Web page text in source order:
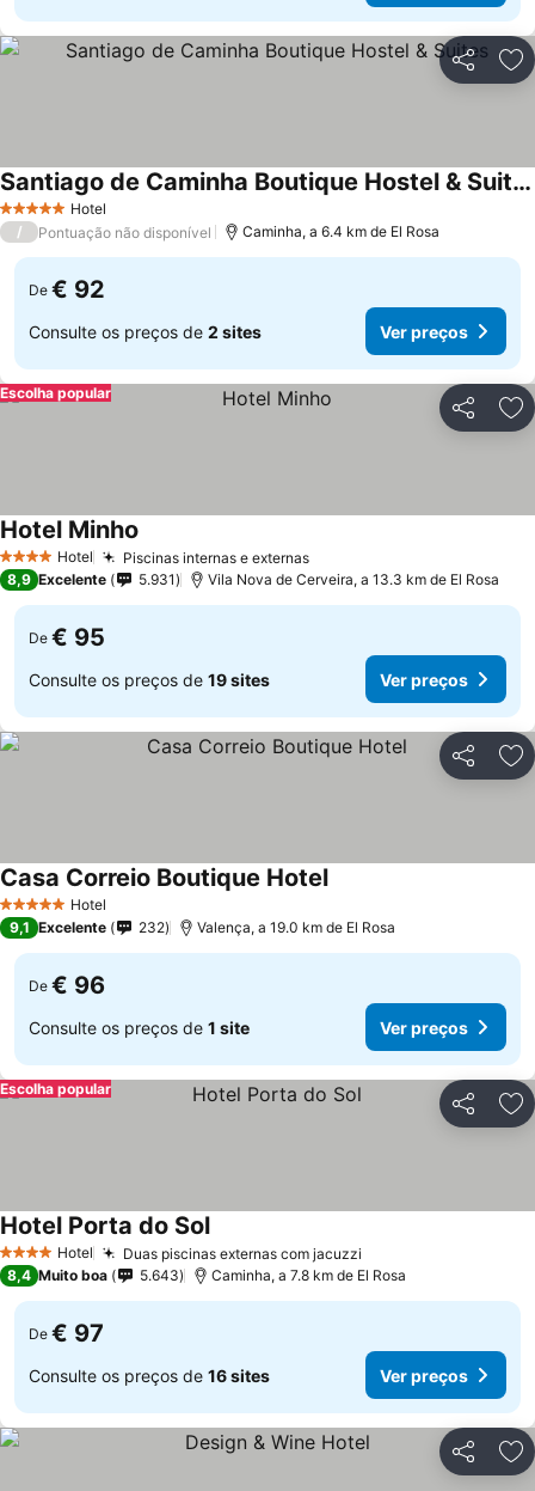
Partilhar
5 Estrelas Hotel
Santiago de Caminha Boutique Hostel & Suites
/ Pontuação não disponível Caminha, a 6.4 km de El Rosa
De € 92
Consulte os preços de 2 sites Ver preços
Partilhar
Escolha popular
4 EstrelasHotel Piscinas internas e externas
Hotel Minho
8,9 Excelente 5.931 Vila Nova de Cerveira, a 13.3 km de El Rosa
De € 95
Consulte os preços de 19 sites Ver preços
Partilhar
5 Estrelas Hotel
Casa Correio Boutique Hotel
9,1 Excelente 232 Valença, a 19.0 km de El Rosa
De € 96
Consulte os preços de 1 site Ver preços
Partilhar
Escolha popular
4 EstrelasHotel Duas piscinas externas com jacuzzi
Hotel Porta do Sol
8,4 Muito boa 5.643 Caminha, a 7.8 km de El Rosa
De € 97
Consulte os preços de 16 sites Ver preços
Partilhar